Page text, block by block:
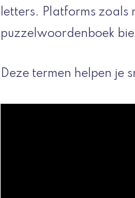
letters. Platforms
puzzelwoordenboek
Deze termen helpen je